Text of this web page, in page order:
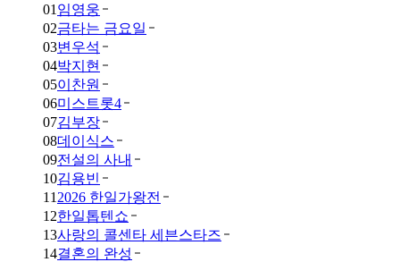
01 임영웅
02금타는 금요일
03변우석
04박지현
05이찬원
06미스트롯4
07김부장
08데이식스
09전설의 사내
10김용빈
11 2026 한일가왕전
12한일톱텐쇼
13사랑의 콜센타 세븐스타즈
14결혼의 완성